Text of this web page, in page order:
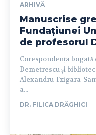
ARHIVĂ
Manuscrise
Fundațiunei
de profesorul
Corespondența
Demetrescu și
Alexandru Tzigara-
a...
DR. FILICA DRĂGHICI